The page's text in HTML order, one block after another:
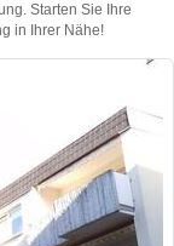
Starten Sie Ihre
in Ihrer Nähe!